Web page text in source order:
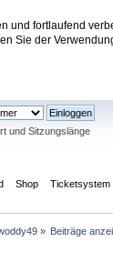
und fortlaufend
Sie der
und Sitzungslänge
Shop Ticketsystem
» Beiträge